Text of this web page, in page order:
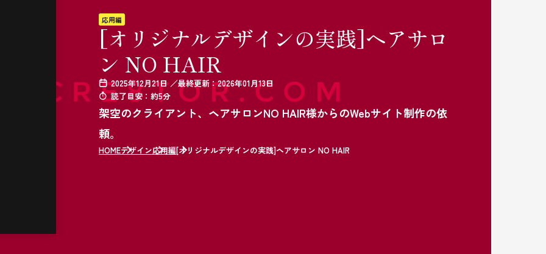
応用編
[オリジナルデザインの実践]ヘアサロ
ン NO HAIR
2025年12月21日 ／最終更新：2026年01月13日
読了目安：約5分
架空のクライアント、ヘアサロンNO HAIR様からのWebサイト制作の依
頼。
HOMEデザイン応用編[オリジナルデザインの実践]ヘアサロン NO HAIR